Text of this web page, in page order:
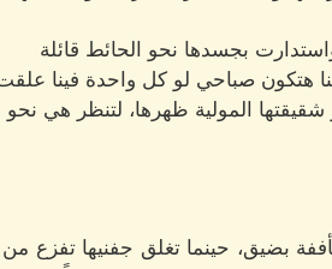
بجسدها نحو الحائط قائلة
هتكون صباحي لو كل واحدة فينا علقت
المولية ظهرها، لتنظر هي
بضيق، حينما تغلق جفنيها